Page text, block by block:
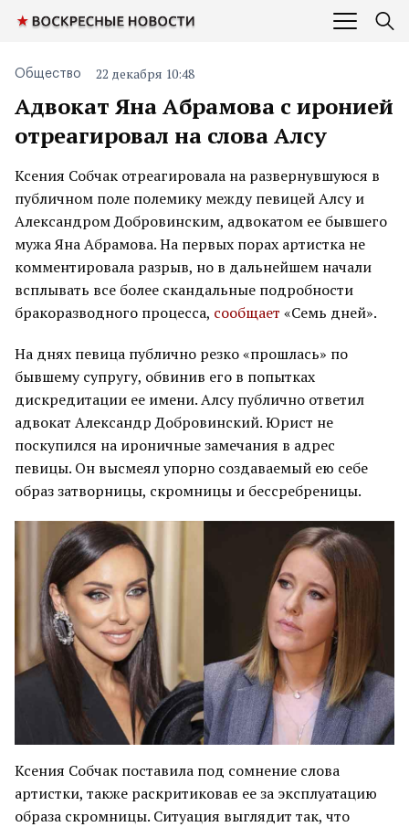
Адвокат Яна Абрамова с иронией
отреагировал на слова Алсу
Общество 22 декабря 10:48
Ксения Собчак отреагировала на развернувшуюся в
публичном поле полемику между певицей Алсу и
Александром Добровинским, адвокатом ее бывшего
мужа Яна Абрамова. На первых порах артистка не
комментировала разрыв, но в дальнейшем начали
всплывать все более скандальные подробности
бракоразводного процесса, сообщает «Семь дней».
На днях певица публично резко «прошлась» по
бывшему супругу, обвинив его в попытках
дискредитации ее имени. Алсу публично ответил
адвокат Александр Добровинский. Юрист не
поскупился на ироничные замечания в адрес
певицы. Он высмеял упорно создаваемый ею себе
образ затворницы, скромницы и бессребреницы.
Ксения Собчак поставила под сомнение слова
артистки, также раскритиковав ее за эксплуатацию
образа скромницы. Ситуация выглядит так, что